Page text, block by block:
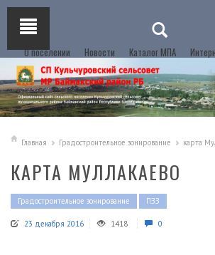
О поселении Новости Каталог МПА
Главная Градостроительное зонирование карта
КАРТА МУЛЛАКАЕВО
Градостроительное зонирование ПЗЗ
23 декабря 2016 1418 0